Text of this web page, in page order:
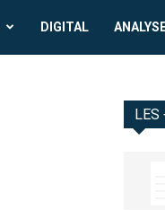
DIGITAL
LES